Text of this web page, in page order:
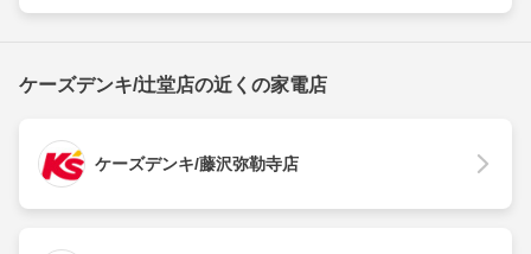
ケーズデンキ/辻堂店の近くの家電店
ケーズデンキ/藤沢弥勒寺店